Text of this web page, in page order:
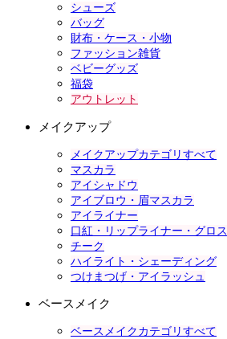
シューズ
バッグ
財布・ケース・小物
ファッション雑貨
ベビーグッズ
福袋
アウトレット
メイクアップ
メイクアップカテゴリすべて
マスカラ
アイシャドウ
アイブロウ・眉マスカラ
アイライナー
口紅・リップライナー・グロス
チーク
ハイライト・シェーディング
つけまつげ・アイラッシュ
ベースメイク
ベースメイクカテゴリすべて